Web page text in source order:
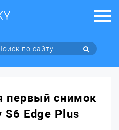
первый снимок
S6 Edge Plus